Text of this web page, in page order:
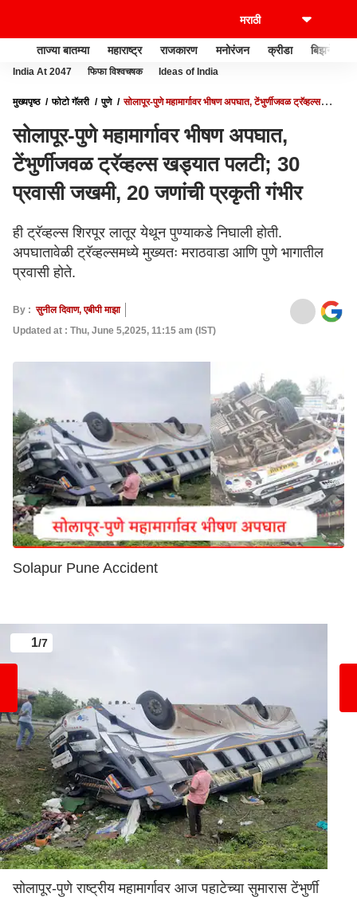
ताज्या बातम्या महाराष्ट्र राजकारण मनोरंजन क्रीडा बिझनेस
India At 2047 फिफा विश्वचषक Ideas of India
मुख्यपृष्ठ फोटो गॅलरी पुणे
सोलापूर-पुणे महामार्गावर भीषण अपघात, टेंभुर्णीजवळ ट्रॅव्हल्स
सोलापूर-पुणे महामार्गावर भीषण अपघात,
टेंभुर्णीजवळ ट्रॅव्हल्स खड्यात पलटी; 30
प्रवासी जखमी, 20 जणांची प्रकृती गंभीर
ही ट्रॅव्हल्स शिरपूर लातूर येथून पुण्याकडे निघाली होती.
अपघातावेळी ट्रॅव्हल्समध्ये मुख्यतः मराठवाडा आणि पुणे भागातील
प्रवासी होते.
By :सुनील दिवाण, एबीपी माझा
Updated at : Thu, June 5,2025, 11:15 am (IST)
Solapur Pune Accident
1/7
सोलापूर-पुणे राष्ट्रीय महामार्गावर आज पहाटेच्या सुमारास टेंभुर्णी